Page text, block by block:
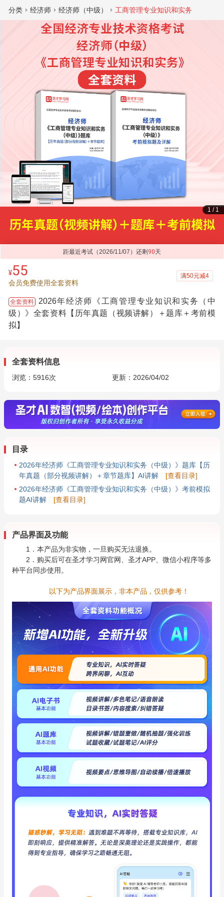
分类 经济师 经济师（中级） 工商管理专业知识和实务
1 / 1
距最近考试（2026/11/07）还剩 90天
¥55
会员免费使用全套资料
满50元减4
全套资料
2026年经济师《工商管理专业知识和实务（中
级）》全套资料【历年真题（视频讲解）＋题库＋考前模
拟】
全套资料信息
浏览： 5916次 更新：2026/04/02
目录
2026年经济师《工商管理专业知识和实务（中级）》题库【历
年真题（部分视频讲解）＋章节题库】AI讲解
[查看目录]
2026年经济师《工商管理专业知识和实务（中级）》考前模拟
题AI讲解
[查看目录]
产品界面及功能
1．本产品为非实物，一旦购买无法退换。
2．购买后可在圣才学习网官网、圣才APP、微信小程序等多
种平台同步使用。
以下为产品界面展示，非本产品，仅供参考！